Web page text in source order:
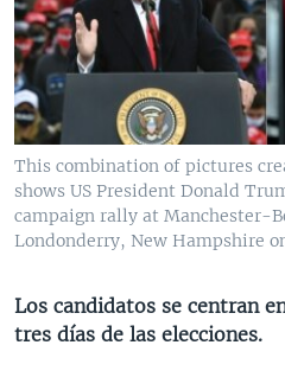
VENEZUELA
BRASIL
NICARAGUA
ECONOMÍA
ENTRETENIMIENTO Y
TECNOLOGÍA
DEPORTES
CIENCIA Y SALUD
MULTIMEDIA
VIDEOS
FOTOGRAFÍA
AUDIOS
PROGRAMAS TV
EL MUNDO AL DÍA
FORO INTERAMERICANO
VISIÓN 360
LAS CLAVES
RADIO
AVANCE INFORMATIVO
AUDIONOTICIAS
BUENOS DÍAS AMÉRICA
EL MUNDO AL DÍA [RADIO]
DIRECT
DOCUMENTALES DE LA VOA
Learning English
SÍGANOS
This combination of pictures
shows US President Donald
campaign rally at Manchester-
Londonderry, New Hampshire
Los candidatos se centran
tres días de las elecciones.